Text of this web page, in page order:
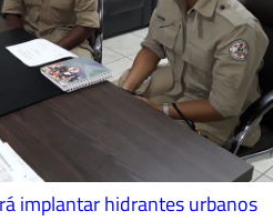
implantar hidrantes urbanos